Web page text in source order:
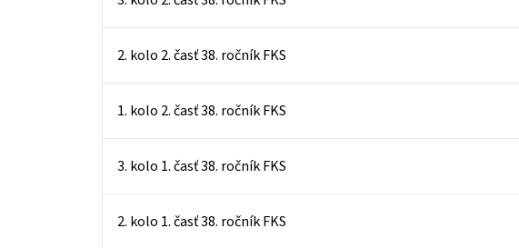
2. kolo 2. časť 38. ročník FKS
1. kolo 2. časť 38. ročník FKS
3. kolo 1. časť 38. ročník FKS
2. kolo 1. časť 38. ročník FKS